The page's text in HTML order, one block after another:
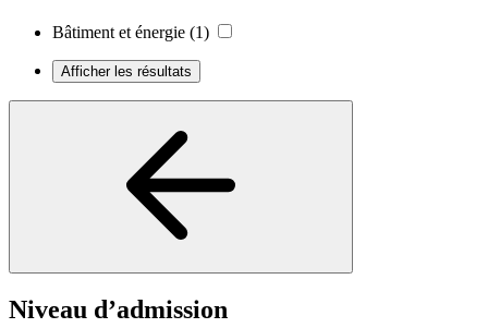
Bâtiment et énergie (1)
Afficher les résultats
Niveau d’admission